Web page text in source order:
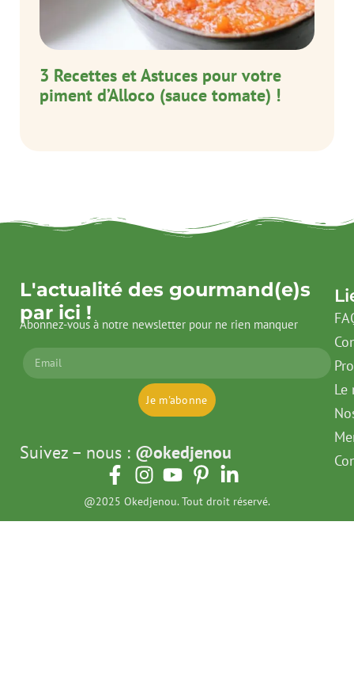
3 Recettes et Astuces pour votre
piment d’Alloco (sauce tomate) !
L'actualité des gourmand(e)s
par ici !
Abonnez-vous à notre newsletter pour ne rien manquer
Je m'abonne
Suivez – nous : @okedjenou
Le
@2025 Okedjenou. Tout droit réservé.